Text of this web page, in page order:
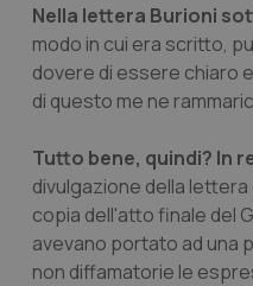
Nella lettera Burioni
modo in cui era scritto,
dovere di essere chiaro
di questo me ne
Tutto bene, quindi? In
divulgazione della
copia dell'atto finale del
avevano portato ad una
non diffamatorie le